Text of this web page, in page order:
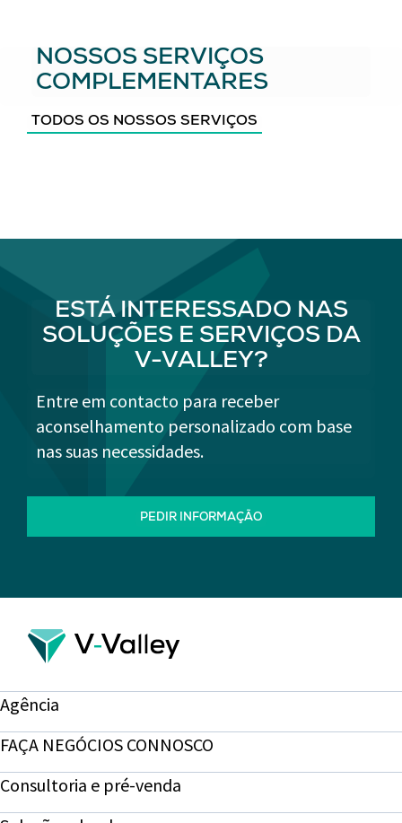
NOSSOS SERVIÇOS
COMPLEMENTARES
TODOS OS NOSSOS SERVIÇOS
ESTÁ INTERESSADO NAS
SOLUÇÕES E SERVIÇOS DA
V-VALLEY?
Entre em contacto para receber
aconselhamento personalizado com base
nas suas necessidades.
PEDIR INFORMAÇÃO
Agência
FAÇA NEGÓCIOS CONNOSCO
Consultoria e pré-venda